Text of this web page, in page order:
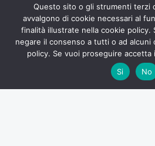
Questo sito o gli strumenti terzi
avvalgono di cookie necessari al
finalità illustrate nella cookie policy.
negare il consenso a tutti o ad alcuni
policy. Se vuoi proseguire accetta
Si
No